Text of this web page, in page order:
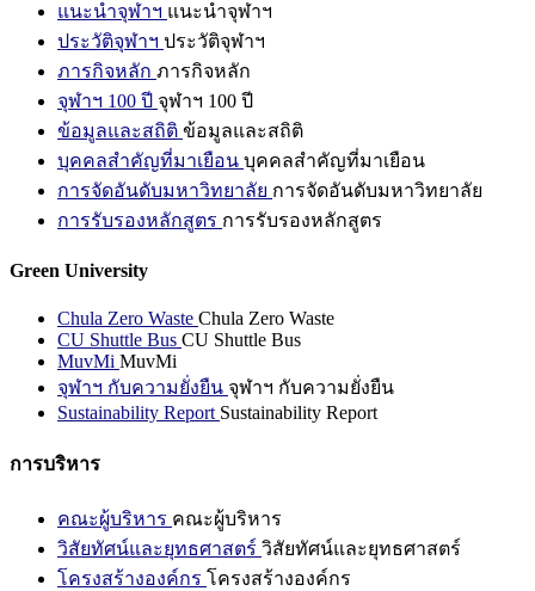
แนะนำจุฬาฯ แนะนำจุฬาฯ
ประวัติจุฬาฯ ประวัติจุฬาฯ
ภารกิจหลัก ภารกิจหลัก
จุฬาฯ 100 ปี จุฬาฯ 100 ปี
ข้อมูลและสถิติ ข้อมูลและสถิติ
บุคคลสำคัญที่มาเยือน บุคคลสำคัญที่มาเยือน
การจัดอันดับมหาวิทยาลัย การจัดอันดับมหาวิทยาลัย
การรับรองหลักสูตร การรับรองหลักสูตร
Green University
Chula Zero Waste Chula Zero Waste
CU Shuttle Bus CU Shuttle Bus
MuvMi MuvMi
จุฬาฯ กับความยั่งยืน จุฬาฯ กับความยั่งยืน
Sustainability Report Sustainability Report
การบริหาร
คณะผู้บริหาร คณะผู้บริหาร
วิสัยทัศน์และยุทธศาสตร์ วิสัยทัศน์และยุทธศาสตร์
โครงสร้างองค์กร โครงสร้างองค์กร